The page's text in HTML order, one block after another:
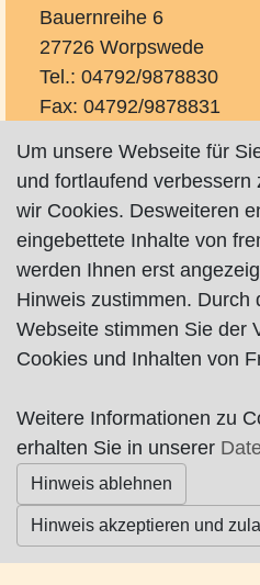
Bauernreihe 6
27726 Worpswede
Tel.: 04792/9878830
Fax: 04792/9878831
praxis-
Impressum| Datenschutz|
© Worpswede24 2015-2026
Um unsere Webseite für
und fortlaufend verbessern
wir Cookies. Desweiteren
eingebettete Inhalte von
werden Ihnen erst
Hinweis zustimmen. Durch
Webseite stimmen Sie der
Cookies und Inhalten von
Weitere Informationen zu
erhalten Sie in unserer
Hinweis ablehnen
Hinweis akzeptieren und